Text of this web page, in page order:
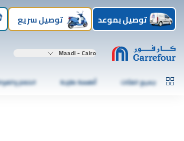
توصيل بموعد توصيل سريع
Maadi - Cairo
جميع الفئات أطعمة طازجة الخضار